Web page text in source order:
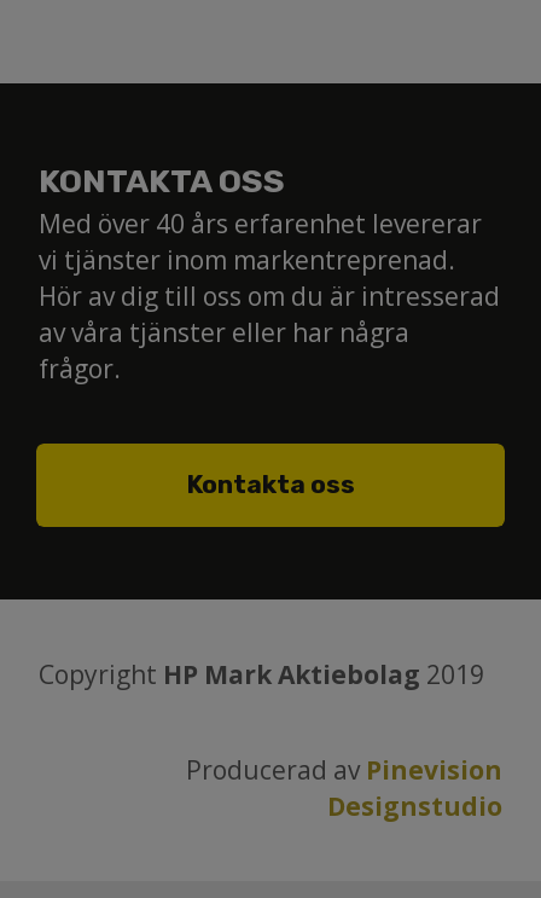
KONTAKTA OSS
Med över 40 års erfarenhet levererar
vi tjänster inom markentreprenad.
Hör av dig till oss om du är intresserad
av våra tjänster eller har några
frågor.
Kontakta oss
Copyright HP Mark Aktiebolag 2019
Producerad av Pinevision
Designstudio